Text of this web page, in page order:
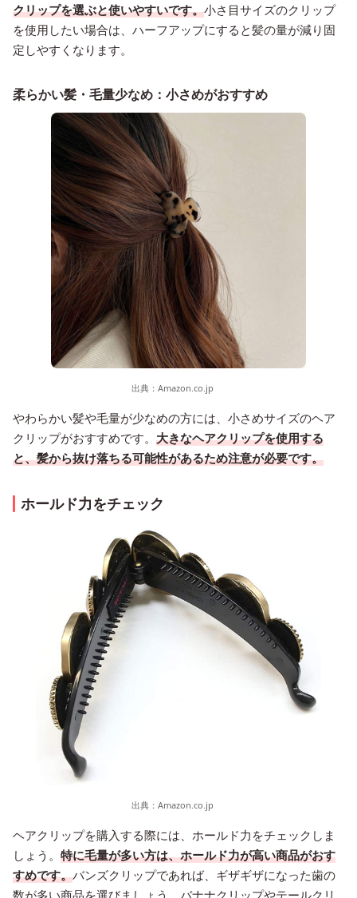
クリップを選ぶと使いやすいです。小さ目サイズのクリップ
を使用したい場合は、ハーフアップにすると髪の量が減り固
定しやすくなります。
柔らかい髪・毛量少なめ：小さめがおすすめ
出典： Amazon.co.jp
やわらかい髪や毛量が少なめの方には、小さめサイズのヘア
クリップがおすすめです。 大きなヘアクリップを使用する
と、髪から抜け落ちる可能性があるため注意が必要です。
ホールド力をチェック
出典： Amazon.co.jp
ヘアクリップを購入する際には、ホールド力をチェックしま
しょう。 特に毛量が多い方は、ホールド力が高い商品がおす
すめです。バンズクリップであれば、ギザギザになった歯の
数が多い商品を選びましょう。バナナクリップやテールクリ